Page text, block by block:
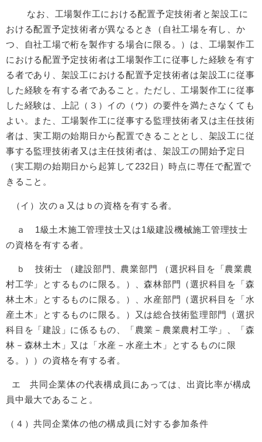
なお、工場製作工における配置予定技術者と架設工に
おける配置予定技術者が異なるとき（自社工場を有し、か
つ、自社工場で桁を製作する場合に限る。）は、工場製作工
における配置予定技術者は工場製作工に従事した経験を有す
る者であり、架設工における配置予定技術者は架設工に従事
した経験を有する者であること。ただし、工場製作工に従事
した経験は、上記（３）イの（ウ）の要件を満たさなくても
よい。また、工場製作工に従事する監理技術者又は主任技術
者は、実工期の始期日から配置できることとし、架設工に従
事する監理技術者又は主任技術者は、架設工の開始予定日
（実工期の始期日から起算して232日）時点に専任で配置で
きること。
（イ）次のａ又はｂの資格を有する者。
ａ 1級土木施工管理技士又は1級建設機械施工管理技士
の資格を有する者。
ｂ 技術士 （建設部門、農業部門 （選択科目を「農業農
村工学」とするものに限る。）、森林部門（選択科目を「森
林土木」とするものに限る。）、水産部門（選択科目を「水
産土木」とするものに限る。）又は総合技術監理部門（選択
科目を「建設」に係るもの、「農業－農業農村工学」、「森
林－森林土木」又は「水産－水産土木」とするものに限
る。））の資格を有する者。
エ 共同企業体の代表構成員にあっては、出資比率が構成
員中最大であること。
（４）共同企業体の他の構成員に対する参加条件